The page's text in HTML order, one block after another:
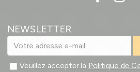
NEWSLETTER
Veuillez accepter la Politique de